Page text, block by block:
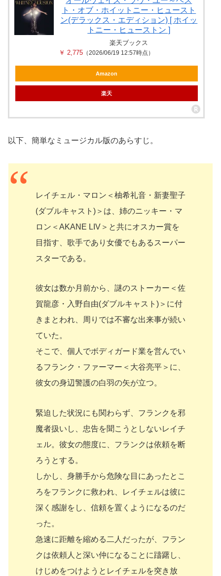
ト・オブ・ホイットニー・ヒュースト
ン(デラックス・エディション) [ ホイッ
トニー・ヒューストン ]
楽天ブックス
￥ 2,775 （2026/06/19 12:57時点）
Amazon
楽天
以下、簡単なミュージカル版のあらすじ。
レイチェル・マロン＜柚希礼音・新妻聖子
(ダブルキャスト)＞は、姉のニッキー・マ
ロン＜AKANE LIV＞と共にオスカー賞を
目指す、歌手であり女優でもあるスーパー
スターである。
彼女は数か月前から、謎のストーカー＜佐
賀龍彦・入野自由(ダブルキャスト)＞に付
きまとわれ、周りでは不審な出来事が続い
ていた。
そこで、個人でボディガード業を営んでい
るフランク・ファーマー＜大谷亮平＞に、
彼女の身辺警護の白羽の矢が立つ。
緊迫した状況にも関わらず、フランクを邪
魔者扱いし、忠告を聞こうとしないレイチ
ェル。彼女の態度に、フランクは依頼を断
ろうとする。
しかし、身勝手から危険な目にあったとこ
ろをフランクに救われ、レイチェルは彼に
深く感謝をし、信頼を置くようになるのだ
った。
急速に距離を縮める二人だったが、フラン
クは依頼人と深い仲になることに躊躇し、
けじめをつけようとレイチェルを突き放